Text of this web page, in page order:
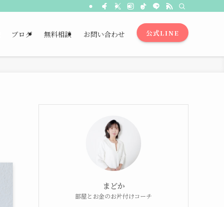
ブログ 無料相談 お問い合わせ 公式LINE
まどか
部屋とお金のお片付けコーチ